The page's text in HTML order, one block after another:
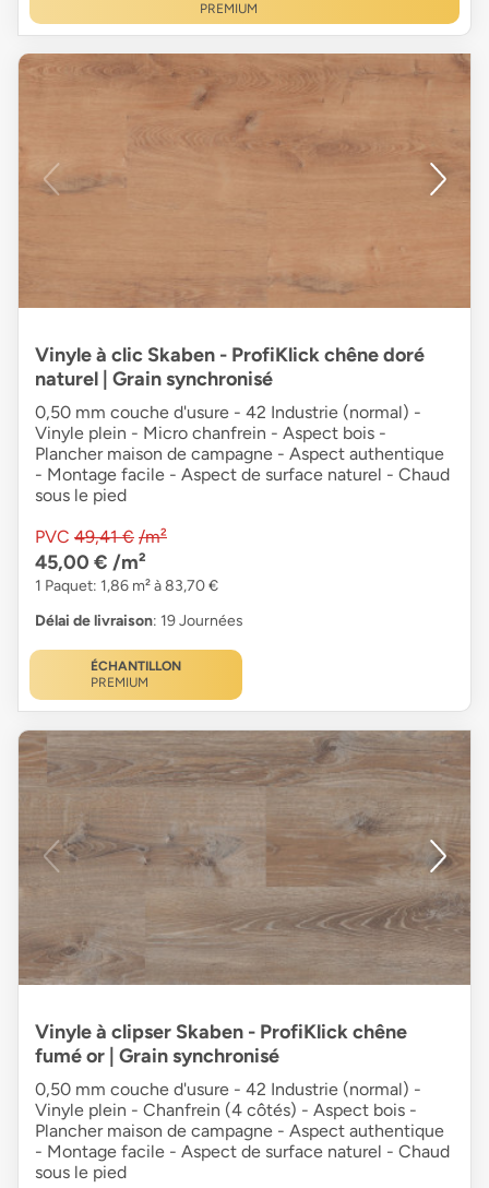
PREMIUM
Vinyle à clic Skaben - ProfiKlick chêne doré
naturel | Grain synchronisé
0,50 mm couche d'usure - 42 Industrie (normal) -
Vinyle plein - Micro chanfrein - Aspect bois -
Plancher maison de campagne - Aspect authentique
- Montage facile - Aspect de surface naturel - Chaud
sous le pied
PVC 49,41 € /m²
45,00 € /m²
1 Paquet: 1,86 m² à 83,70 €
Délai de livraison: 19 Journées
ÉCHANTILLON
PREMIUM
Vinyle à clipser Skaben - ProfiKlick chêne
fumé or | Grain synchronisé
0,50 mm couche d'usure - 42 Industrie (normal) -
Vinyle plein - Chanfrein (4 côtés) - Aspect bois -
Plancher maison de campagne - Aspect authentique
- Montage facile - Aspect de surface naturel - Chaud
sous le pied